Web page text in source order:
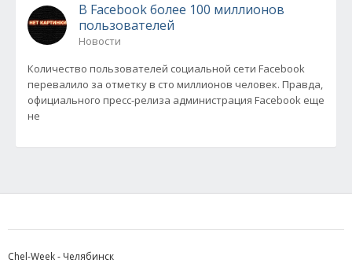
В Facebook более 100 миллионов
пользователей
Новости
Количество пользователей социальной сети Facebook
перевалило за отметку в сто миллионов человек. Правда,
официального пресс-релиза администрация Facebook еще
не
Chel-Week - Челябинск